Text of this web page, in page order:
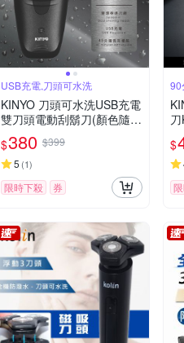
USB充電,刀頭可水洗
KINYO 刀頭可水洗USB充電
雙刀頭電動刮鬍刀(顏色隨
機)
$380 $399
5 (1)
限時下殺 券
90
$